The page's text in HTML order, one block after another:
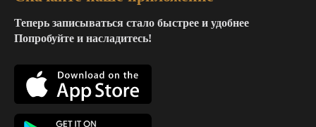
Теперь записываться стало быстрее и удобнее
Попробуйте и насладитесь!